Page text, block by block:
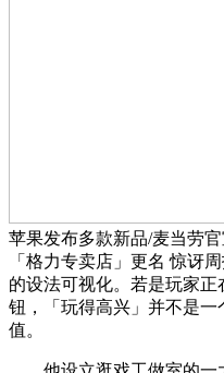
苹果发布多款新品/麦当劳
「格力专卖店」更名 惊讶
的设法可视化。若是玩家正
钮，「玩得高兴」并不是
值。